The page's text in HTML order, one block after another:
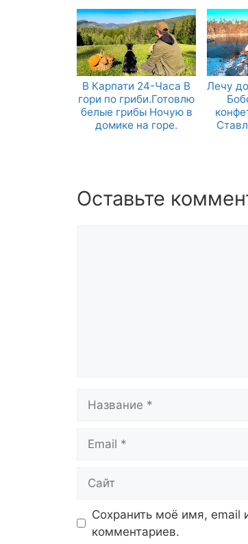
В Карпати 24-Часа В
гори по гриби.Готовлю
белые грибы Ночую в
домике на горе.
Лечу
Оставьте
Сохранить моё имя, email
комментариев.